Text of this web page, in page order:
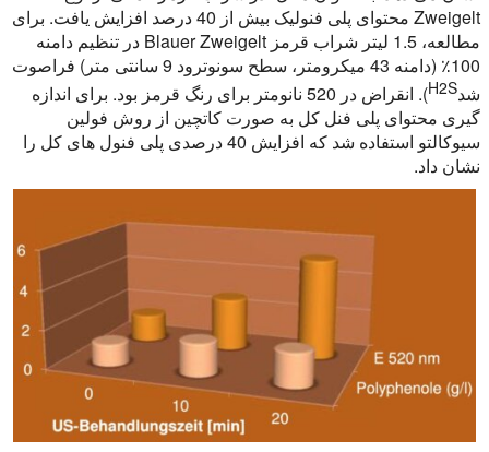
Zweigelt محتوای پلی فنولیک بیش از 40 درصد افزایش یافت. برای
مطالعه، 1.5 لیتر شراب قرمز Blauer Zweigelt در تنظیم دامنه
100٪ (دامنه 43 میکرومتر، سطح سونوترود 9 سانتی متر) فراصوت
شدH2S
). انقراض در 520 نانومتر برای رنگ قرمز بود. برای اندازه
گیری محتوای پلی فنل کل به صورت کاتچین از روش فولین
سیوکالتو استفاده شد که افزایش 40 درصدی پلی فنول های کل را
نشان داد.